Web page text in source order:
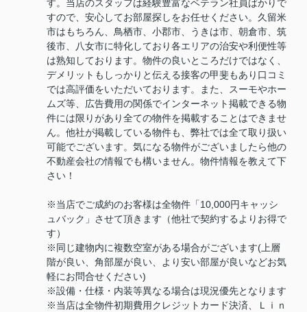
す。当店のスタッフは経験豊富なベテラン社員ばかりで
すので、安心してお部屋探しをお任せください。久留米
市はもちろん、鳥栖市、小郡市、うきは市、朝倉市、筑
後市、八女市に特化しており各エリアの治安や利便性等
は熟知しております。物件の良いところだけではなく、
デメリットもしっかりと伝える接客の甲斐もあり口コミ
では高評価をいただいております。また、スーモやホー
ムズ等、広告費用の関係でインターネット掲載できる物
件には限りがあり全ての物件を掲載することはできませ
ん。他社が掲載している物件も、弊社では全て取り扱い
可能でございます。気になる物件がございましたら他の
不動産会社の情報でも構いません。物件情報を教えて下
さい！
※当店でご成約のお客様は全物件「10,000円キャッシ
ュバック」させて頂きます（他社で契約するよりお得で
す）
※同じ建物内に複数空室がある場合がございます(上層
階が良い、角部屋が良い、より安い部屋が良いなどお気
軽にお問合せください)
※設備・仕様・内装等異なる場合は現況優先となります
※当店は全物件初期費用クレジットカード決済、Ｌｉｎ